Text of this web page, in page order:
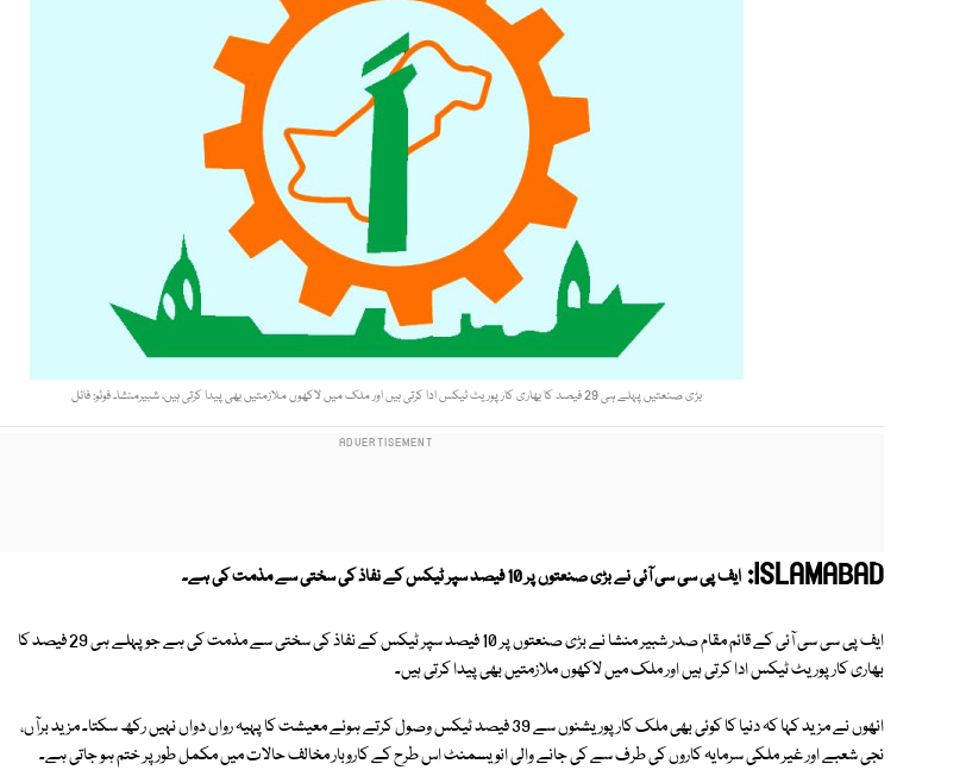
بڑی صنعتیں پہلے ہی 29 فیصد کا بھاری کارپوریٹ ٹیکس ادا کرتی ہیں اور ملک میں لاکھوں ملازمتیں بھی پیدا کرتی ہیں، شبیرمنشا۔ فوٹو: فائل
ISLAMABAD: ایف پی سی سی آئی نے بڑی صنعتوں پر 10 فیصد سپر ٹیکس کے نفاذ کی سختی سے مذمت کی ہے۔
ایف پی سی سی آئی کے قائم مقام صدر شبیر منشا نے بڑی صنعتوں پر 10 فیصد سپر ٹیکس کے نفاذ کی سختی سے مذمت کی ہے جو پہلے ہی 29 فیصد کا
بھاری کارپوریٹ ٹیکس ادا کرتی ہیں اور ملک میں لاکھوں ملازمتیں بھی پیدا کرتی ہیں۔
انھوں نے مزید کہا کہ دنیا کا کوئی بھی ملک کارپوریشنوں سے 39 فیصد ٹیکس وصول کرتے ہوئے معیشت کا پہیہ رواں دواں نہیں رکھ سکتا۔ مزید برآں،
نجی شعبے اور غیر ملکی سرمایہ کاروں کی طرف سے کی جانے والی انویسمنٹ اس طرح کے کاروبار مخالف حالات میں مکمل طور پر ختم ہو جاتی ہے۔